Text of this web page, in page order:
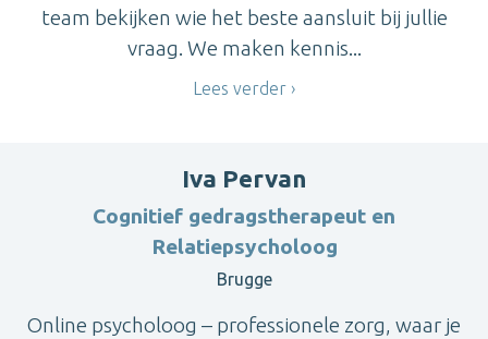
team bekijken wie het beste aansluit bij jullie
vraag. We maken kennis...
Lees verder
Iva Pervan
Cognitief gedragstherapeut en
Relatiepsycholoog
Brugge
Online psycholoog – professionele zorg, waar je